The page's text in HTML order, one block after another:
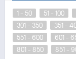
1 - 50 51 - 100
301 - 350
351 -
551 - 600
601 -
801 - 850
851 -